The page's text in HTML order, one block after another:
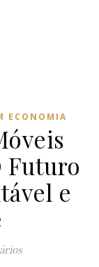
ECONOMIA
Futuro
e